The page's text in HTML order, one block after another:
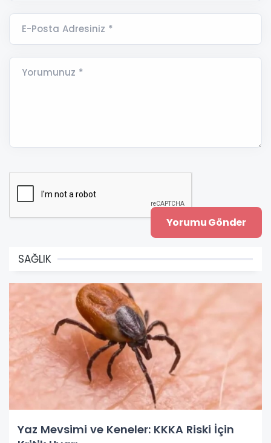
E-Posta Adresiniz *
Yorumunuz *
SAĞLIK
Yaz Mevsimi ve Keneler: KKKA Riski İçin